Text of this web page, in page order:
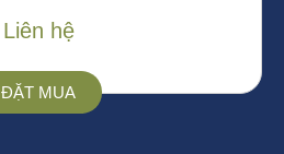
Liên hệ
ĐẶT MUA